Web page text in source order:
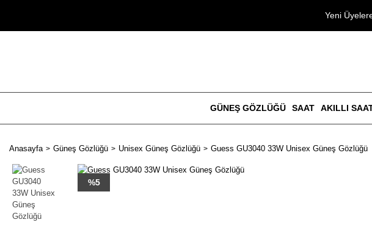
Yeni
GÜNEŞ GÖZLÜĞÜ SAAT AKILLI
Anasayfa Güneş Gözlüğü Unisex Güneş Gözlüğü Guess GU3040 33W Unisex Güneş Gözlüğü
%5